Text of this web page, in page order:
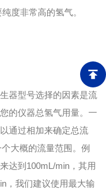
度非常高的氢气。
器型号选择的因素是流
的仪器总氢气用量。一
通过相加来确定总流
大概的流量范围。例
达到100mL/min，其用
，我们建议使用最大输